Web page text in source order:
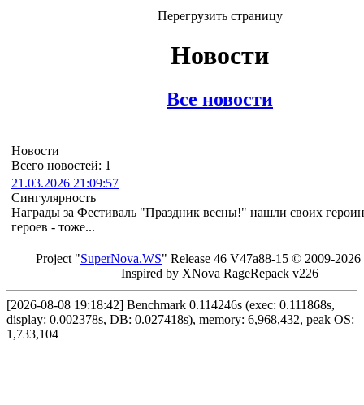
Перегрузить страницу
Новости
Все новости
Новости
Всего новостей: 1
21.03.2026 21:09:57
Сингулярность
Награды за Фестиваль "Праздник весны!" нашли своих
героев - тоже...
Project "SuperNova.WS" Release 46 V47a88-15 © 2009-2026
Inspired by XNova RageRepack v226
[2026-08-08 19:18:42] Benchmark 0.114246s (exec: 0.111868s,
display: 0.002378s, DB: 0.027418s), memory: 6,968,432, peak OS:
1,733,104